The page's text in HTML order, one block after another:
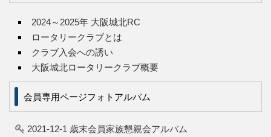
2024～2025年 大阪城北RC
ロータリークラブとは
クラブ入会への誘い
大阪城北ロータリークラブ概要
会員専用ページフォトアルバム
2021-12-1 歳末会員家族懇親会アルバム